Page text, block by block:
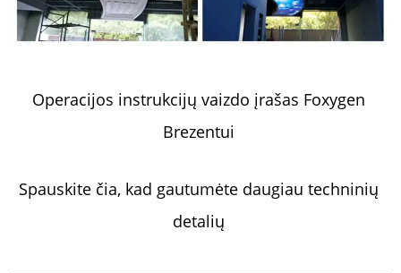
Operacijos instrukcijų vaizdo įrašas Foxygen
Brezentui
Spauskite čia, kad gautumėte daugiau techninių
detalių